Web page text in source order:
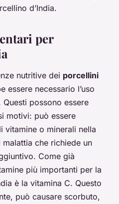
d’India.
per
nutritive dei porcellini
essere necessario l’uso
possono essere
motivi: può essere
vitamine o minerali nella
che richiede un
Come già
più importanti per la
è la vitamina C. Questo
può causare scorbuto,